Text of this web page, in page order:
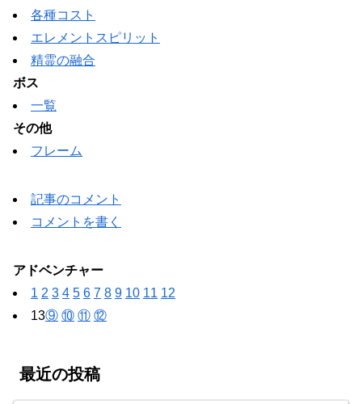
各種コスト
エレメントスピリット
精霊の融合
ボス
一覧
その他
フレーム
記事のコメント
コメントを書く
アドベンチャー
1 2 3 4 5 6 7 8 9 10 11 12
13⑨ ⑩ ⑪ ⑫
最近の投稿